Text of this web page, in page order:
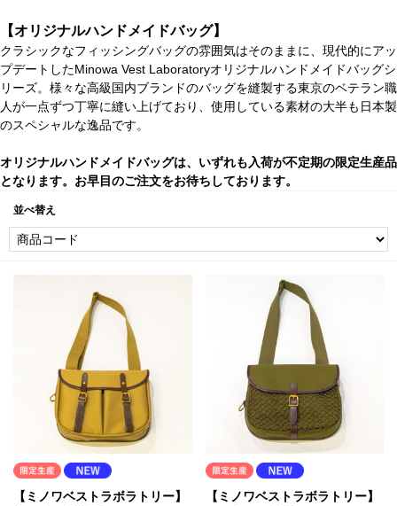
【オリジナルハンドメイドバッグ】
クラシックなフィッシングバッグの雰囲気はそのままに、現代的にアッ
プデートしたMinowa Vest Laboratoryオリジナルハンドメイドバッグシ
リーズ。様々な高級国内ブランドのバッグを縫製する東京のベテラン職
人が一点ずつ丁寧に縫い上げており、使用している素材の大半も日本製
のスペシャルな逸品です。
オリジナルハンドメイドバッグは、いずれも入荷が不定期の限定生産品
となります。お早目のご注文をお待ちしております。
並べ替え
【ミノワベストラボラトリー】
【ミノワベストラボラトリー】